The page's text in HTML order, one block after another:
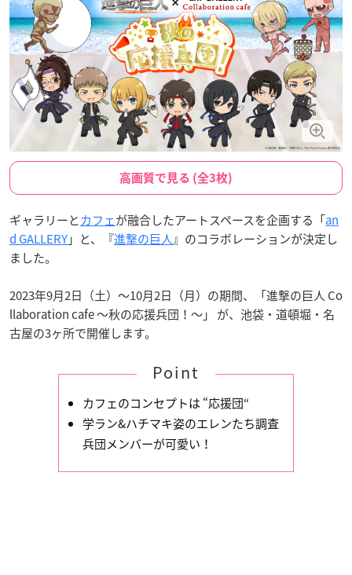
高画質で見る (全3枚)
ギャラリーとカフェが融合したアートスペースを企画する「an
d GALLERY」と、『進撃の巨人』のコラボレーションが決定し
ました。
2023年9月2日（土）〜10月2日（月）の期間、「進撃の巨人 Co
llaboration cafe 〜秋の応援兵団！〜」 が、池袋・道頓堀・名
古屋の3ヶ所で開催します。
Point
カフェのコンセプトは “応援団“
学ラン&ハチマキ姿のエレンたち調査
兵団メンバーが可愛い！